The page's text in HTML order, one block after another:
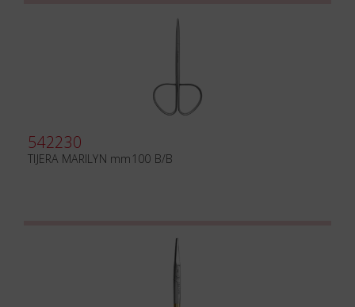
542230
TIJERA MARILYN mm100 B/B